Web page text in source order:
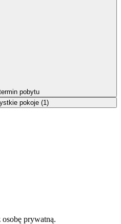
pobytu
pokoje (1)
osobę prywatną.